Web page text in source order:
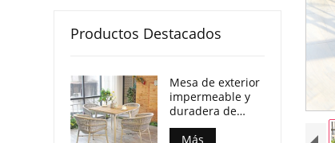
Productos Destacados
Mesa de exterior
impermeable y
duradera de
madera
contrachapada
Más